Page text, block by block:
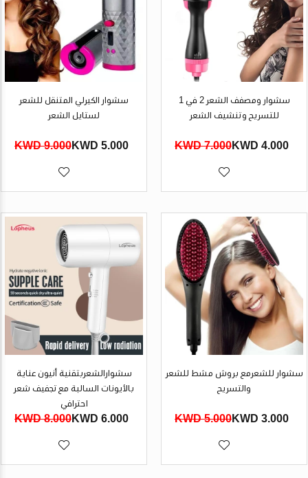
سشوار ومصفف الشعر 2 في 1
للتسريح وتنشيف الشعر
4.000 KWD
7.000 KWD
سشوار الكيرلي المتنقل للشعر
لستايل الشعر
5.000 KWD
9.000 KWD
سشوار للشعرمع بروش مشط للشعر
والتسريح
3.000 KWD
5.000 KWD
سشوارالشعربتقنية أنيون عناية
بالأيونات السالبة مع تجفيف شعر
احترافي
6.000 KWD
8.000 KWD